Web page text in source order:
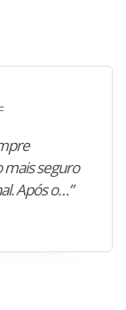
seguro
Após o…”